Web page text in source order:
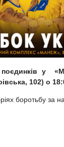
поєдинків у
102) о
боротьбу за